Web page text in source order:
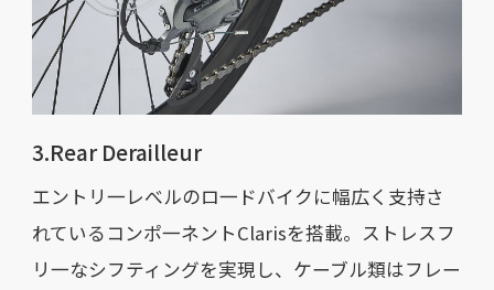
3.Rear Derailleur
エントリ一レべルのロ一ドバイクに幅広く支持さ
れているコンポ一ネントClarisを搭載。ストレスフ
リ一なシフティングを実現し、ケーブル類はフレー